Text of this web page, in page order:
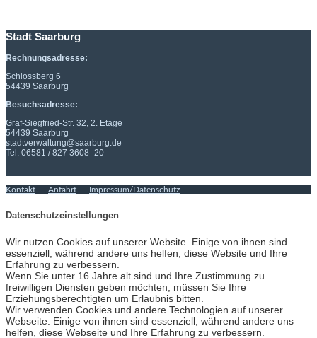
Stadt Saarburg
Rechnungsadresse:
Schlossberg 6
54439 Saarburg
Besuchsadresse:
Graf-Siegfried-Str. 32, 2. Etage
54439 Saarburg
stadtverwaltung@saarburg.de
Tel: 06581 / 827 3608 -20
Kontakt Anfahrt Impressum/Datenschutz
Datenschutzeinstellungen
Wir nutzen Cookies auf unserer Website. Einige von ihnen sind
essenziell, während andere uns helfen, diese Website und Ihre
Erfahrung zu verbessern.
Wenn Sie unter 16 Jahre alt sind und Ihre Zustimmung zu
freiwilligen Diensten geben möchten, müssen Sie Ihre
Erziehungsberechtigten um Erlaubnis bitten.
Wir verwenden Cookies und andere Technologien auf unserer
Webseite. Einige von ihnen sind essenziell, während andere uns
helfen, diese Webseite und Ihre Erfahrung zu verbessern.